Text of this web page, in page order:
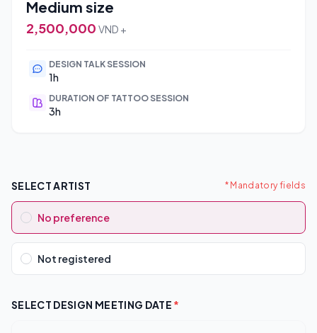
Medium size
2,500,000 VND +
DESIGN TALK SESSION
1h
DURATION OF TATTOO SESSION
3h
SELECT ARTIST * Mandatory fields
No preference
Not registered
SELECT DESIGN MEETING DATE *